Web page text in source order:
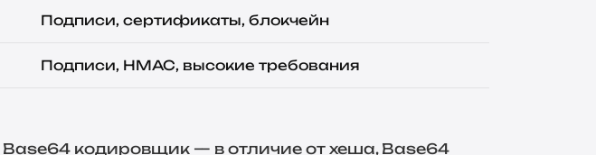
Подписи, сертификаты, блокчейн
Подписи, HMAC, высокие требования
Base64 кодировщик— в отличие от хеша, Base64